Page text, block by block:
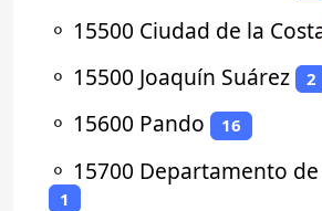
⚬ 15500 Ciudad de la
⚬ 15500 Joaquín Suárez 2
⚬ 15600 Pando 16
⚬ 15700 Departamento
1